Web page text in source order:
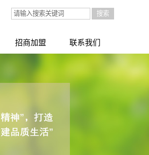
招商加盟 联系我们